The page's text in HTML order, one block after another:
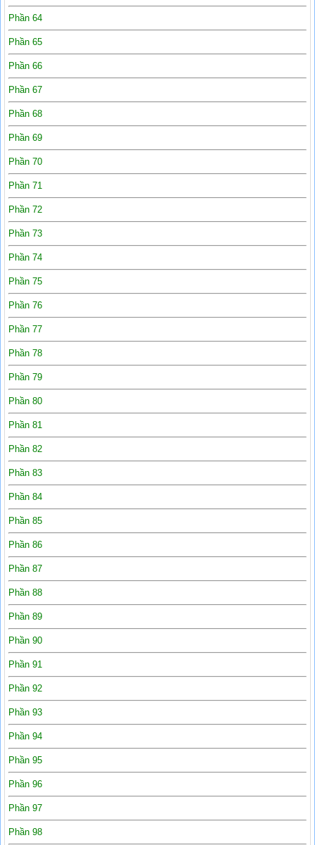
Phần 64
Phần 65
Phần 66
Phần 67
Phần 68
Phần 69
Phần 70
Phần 71
Phần 72
Phần 73
Phần 74
Phần 75
Phần 76
Phần 77
Phần 78
Phần 79
Phần 80
Phần 81
Phần 82
Phần 83
Phần 84
Phần 85
Phần 86
Phần 87
Phần 88
Phần 89
Phần 90
Phần 91
Phần 92
Phần 93
Phần 94
Phần 95
Phần 96
Phần 97
Phần 98